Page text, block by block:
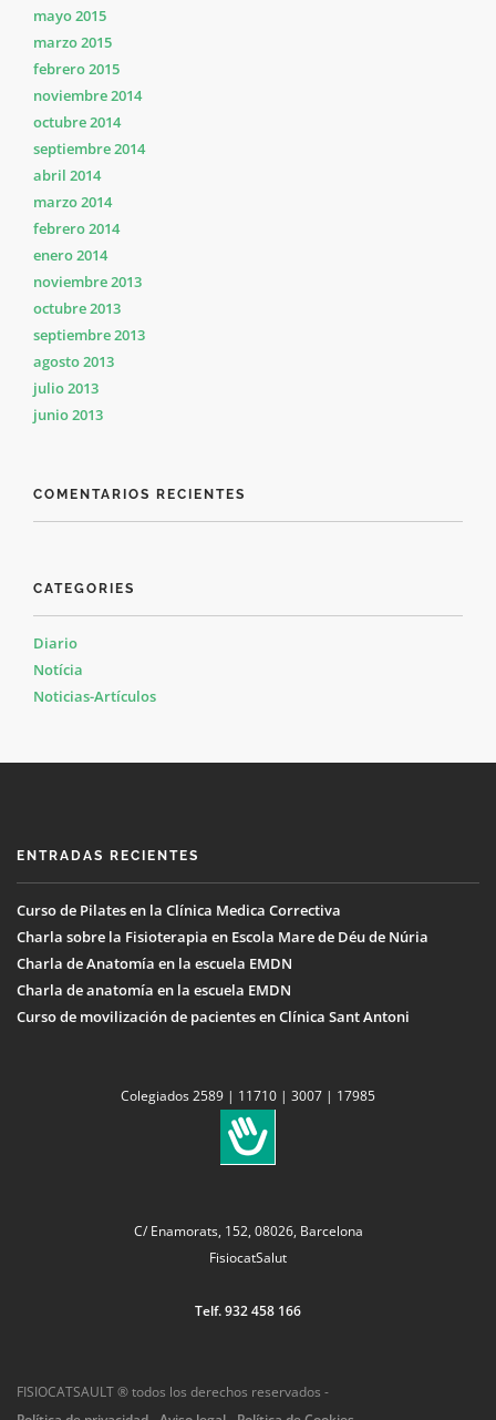
mayo 2015
marzo 2015
febrero 2015
noviembre 2014
octubre 2014
septiembre 2014
abril 2014
marzo 2014
febrero 2014
enero 2014
noviembre 2013
octubre 2013
septiembre 2013
agosto 2013
julio 2013
junio 2013
COMENTARIOS RECIENTES
CATEGORIES
Diario
Notícia
Noticias-Artículos
ENTRADAS RECIENTES
Curso de Pilates en la Clínica Medica Correctiva
Charla sobre la Fisioterapia en Escola Mare de Déu de Núria
Charla de Anatomía en la escuela EMDN
Charla de anatomía en la escuela EMDN
Curso de movilización de pacientes en Clínica Sant Antoni
Colegiados 2589 | 11710 | 3007 | 17985
C/ Enamorats, 152, 08026, Barcelona
FisiocatSalut
Telf. 932 458 166
FISIOCATSAULT ® todos los derechos reservados -